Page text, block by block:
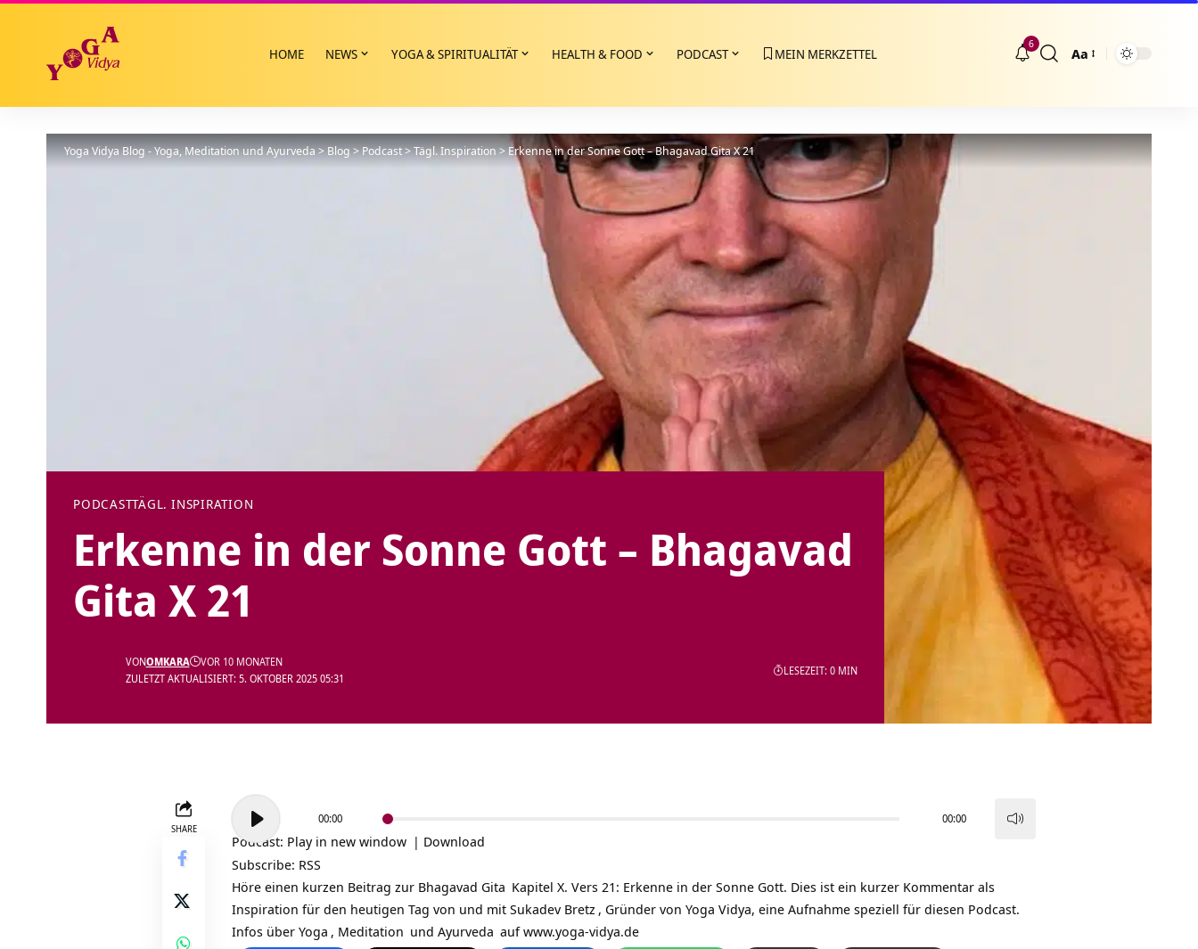
HOME NEWS YOGA & SPIRITUALITÄT HEALTH & FOOD PODCAST MEIN MERKZETTEL
6
Größenänderung
Aa
Yoga Vidya Blog - Yoga, Meditation und Ayurveda>Blog>Podcast>Tägl. Inspiration>Erkenne in der Sonne Gott – Bhagavad Gita X 21
PODCASTTÄGL. INSPIRATION
Erkenne in der Sonne Gott – Bhagavad
Gita X 21
ZULETZT AKTUALISIERT: 5. OKTOBER 2025 05:31
VONOMKARA VOR 10 MONATEN
LESEZEIT: 0 MIN
SHARE
Audio-
Player
00:00 00:00
Podcast: Play in new window | Download
Subscribe: RSS
Höre einen kurzen Beitrag zur Bhagavad Gita Kapitel X. Vers 21: Erkenne in der Sonne Gott. Dies ist ein kurzer Kommentar als
Inspiration für den heutigen Tag von und mit Sukadev Bretz , Gründer von Yoga Vidya, eine Aufnahme speziell für diesen Podcast.
Infos über Yoga , Meditation und Ayurveda aufwww.yoga-vidya.de